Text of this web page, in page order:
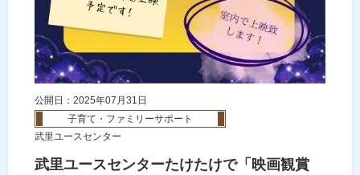
公開日：2025年07月31日
子育て・ファミリーサポート
武里ユースセンター
武里ユースセンターたけたけで「映画観賞